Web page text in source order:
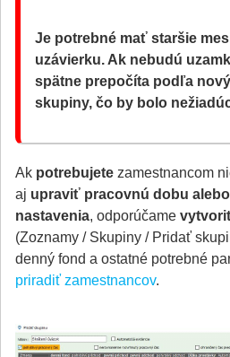
Je potrebné mať staršie
uzávierku. Ak nebudú
spätne prepočíta podľa
skupiny, čo by bolo
Ak potrebujete zamestnancom
aj upraviť pracovnú dobu
nastavenia, odporúčame
(Zoznamy / Skupiny / Pridať
denný fond a ostatné potrebné
priradiť zamestnancov.